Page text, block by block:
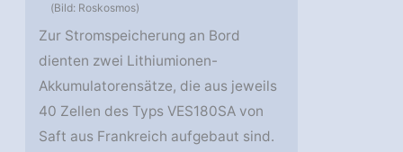
(Bild: Roskosmos)
Zur Stromspeicherung an Bord
dienten zwei Lithiumionen-
Akkumulatorensätze, die aus jeweils
40 Zellen des Typs VES180SA von
Saft aus Frankreich aufgebaut sind.